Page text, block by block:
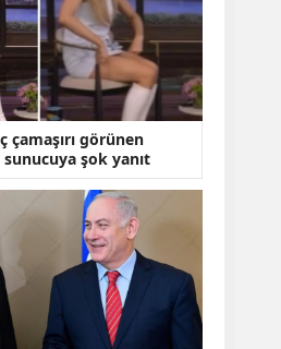
çamaşırı görünen
şok yanıt